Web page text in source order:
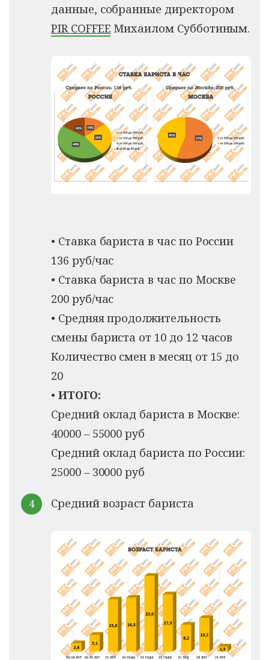
данные, собранные директором
PIR COFFEE Михаилом Субботиным.
• Ставка бариста в час по России
136 руб/час
• Ставка бариста в час по Москве
200 руб/час
• Средняя продолжительность
смены бариста от 10 до 12 часов
Количество смен в месяц от 15 до
20
• ИТОГО:
Средний оклад бариста в Москве:
40000 – 55000 руб
Средний оклад бариста по России:
25000 – 30000 руб
Средний возраст бариста